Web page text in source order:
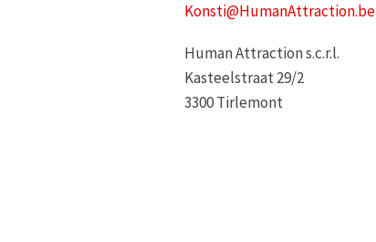
Konsti@HumanAttraction.be
Human Attraction s.c.r.l.
Kasteelstraat 29/2
3300 Tirlemont